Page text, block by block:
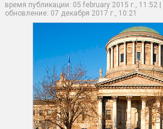
время публикации: 05 february 2015 г., 11:52
обновление: 07 декабря 2017 г., 10:21